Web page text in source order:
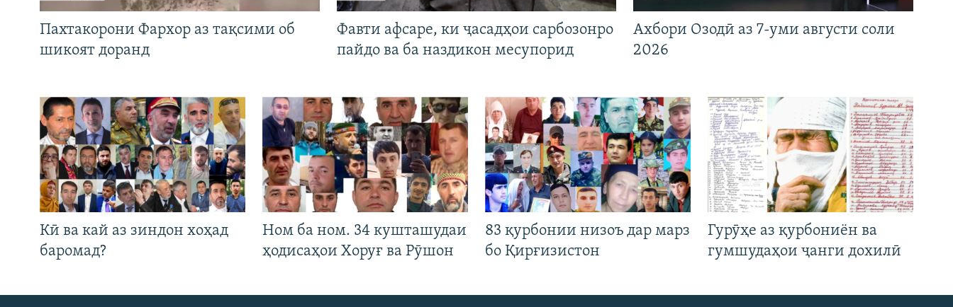
Пахтакорони Фархор аз тақсими об
шикоят доранд
Фавти афсаре, ки ҷасадҳои сарбозонро
пайдо ва ба наздикон месупорид
Ахбори Озодӣ аз 7-уми августи соли
2026
Кӣ ва кай аз зиндон хоҳад
баромад?
Ном ба ном. 34 кушташудаи
ҳодисаҳои Хоруғ ва Рӯшон
83 қурбонии низоъ дар марз
бо Қирғизистон
Гурӯҳе аз қурбониён ва
гумшудаҳои ҷанги дохилӣ